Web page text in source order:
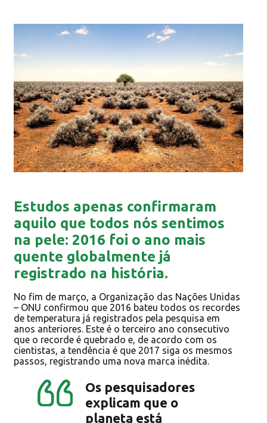
Estudos apenas confirmaram
aquilo que todos nós sentimos
na pele: 2016 foi o ano mais
quente globalmente já
registrado na história.
No fim de março, a Organização das Nações Unidas
– ONU confirmou que 2016 bateu todos os recordes
de temperatura já registrados pela pesquisa em
anos anteriores. Este é o terceiro ano consecutivo
que o recorde é quebrado e, de acordo com os
cientistas, a tendência é que 2017 siga os mesmos
passos, registrando uma nova marca inédita.
Os pesquisadores
explicam que o
planeta está